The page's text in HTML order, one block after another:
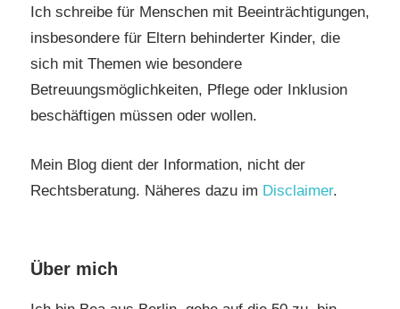
Ich schreibe für Menschen mit Beeinträchtigungen,
insbesondere für Eltern behinderter Kinder, die
sich mit Themen wie besondere
Betreuungsmöglichkeiten, Pflege oder Inklusion
beschäftigen müssen oder wollen.
Mein Blog dient der Information, nicht der
Rechtsberatung. Näheres dazu im Disclaimer.
Über mich